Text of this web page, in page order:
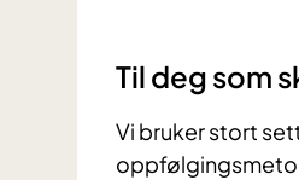
Til deg som
Vi bruker stort